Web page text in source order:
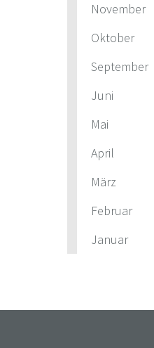
November
Oktober
September
Juni
Mai
April
März
Februar
Januar